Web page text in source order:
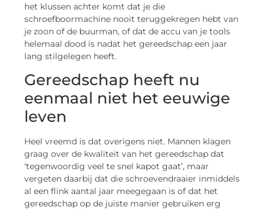
het klussen achter komt dat je die
schroefboormachine nooit teruggekregen hebt van
je zoon of de buurman, of dat de accu van je tools
helemaal dood is nadat het gereedschap een jaar
lang stilgelegen heeft.
Gereedschap heeft nu
eenmaal niet het eeuwige
leven
Heel vreemd is dat overigens niet. Mannen klagen
graag over de kwaliteit van het gereedschap dat
‘tegenwoordig veel te snel kapot gaat’, maar
vergeten daarbij dat die schroevendraaier inmiddels
al een flink aantal jaar meegegaan is of dat het
gereedschap op de juiste manier gebruiken erg